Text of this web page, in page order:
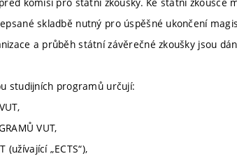
skladbě nutný pro úspěšné ukončení
a průběh státní závěrečné zkoušky jsou
studijních programů určují:
VUT,
(užívající „ECTS“),